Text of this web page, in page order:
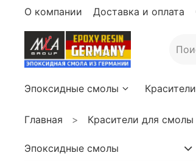
О компании Доставка и оплата
Эпоксидные смолы
Главная Красители для смолы
Эпоксидные смолы